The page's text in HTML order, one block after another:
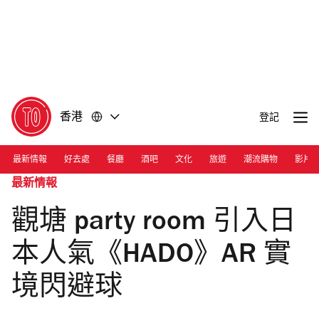
香港 登記
最新情報 好去處 餐廳 酒吧 文化 旅遊 潮流購物 影片
最新情報
觀塘 party room 引入日
本人氣《HADO》AR 實
境閃避球